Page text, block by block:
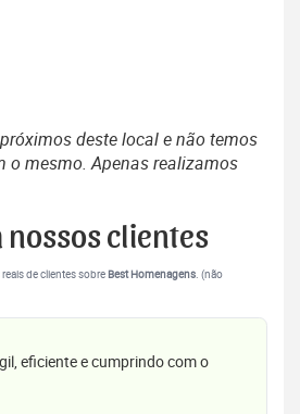
deste local e não temos
o mesmo. Apenas realizamos
nossos clientes
de clientes sobreBest Homenagens. (não
eficiente e cumprindo com o